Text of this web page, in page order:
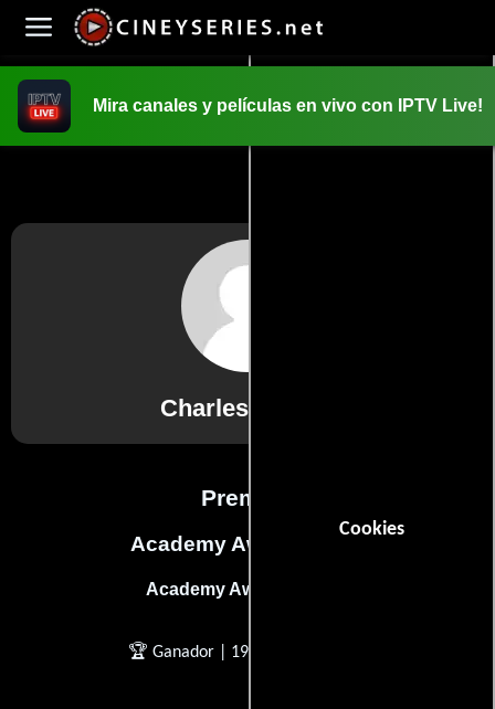
Cookies
Mira canales y películas en vivo con IPTV Live!
Charles Staffell
Premios
Academy Awards, USA
Academy Award of Merit
🏆 Ganador | 1969 | Otros